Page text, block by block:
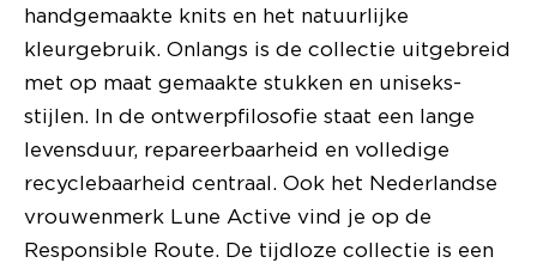
handgemaakte knits en het natuurlijke
kleurgebruik. Onlangs is de collectie uitgebreid
met op maat gemaakte stukken en uniseks-
stijlen. In de ontwerpfilosofie staat een lange
levensduur, repareerbaarheid en volledige
recyclebaarheid centraal. Ook het Nederlandse
vrouwenmerk Lune Active vind je op de
Responsible Route. De tijdloze collectie is een